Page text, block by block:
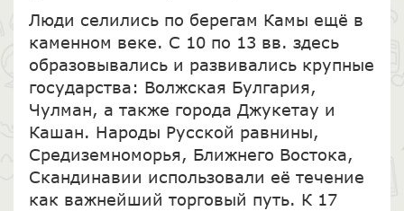
Люди селились по берегам Камы ещё в
каменном веке. С 10 по 13 вв. здесь
образовывались и развивались крупные
государства: Волжская Булгария,
Чулман, а также города Джукетау и
Кашан. Народы Русской равнины,
Средиземноморья, Ближнего Востока,
Скандинавии использовали её течение
как важнейший торговый путь. К 17